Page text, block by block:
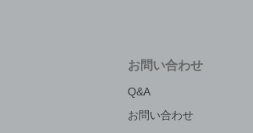
お問い合わせ
Q&A
お問い合わせ